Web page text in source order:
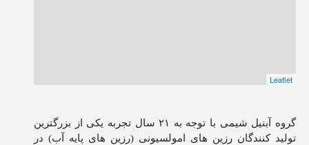
Leaflet
گروه آبنیل شیمی با توجه به ۲۱ سال تجربه یکی از بزرگترین
تولید کنندگان رزین های امولسیونی (رزین های پایه آب) در